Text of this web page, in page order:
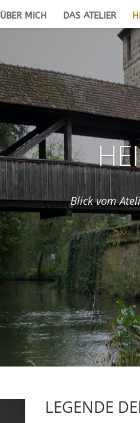
ÜBER MICH DAS ATELIER
Blick vom
LEGENDE